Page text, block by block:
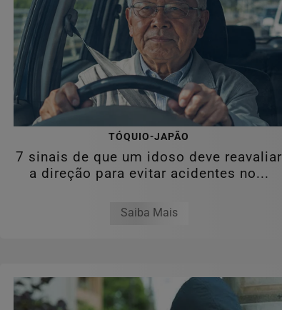
TÓQUIO-JAPÃO
7 sinais de que um idoso deve reavaliar
a direção para evitar acidentes no...
Saiba Mais